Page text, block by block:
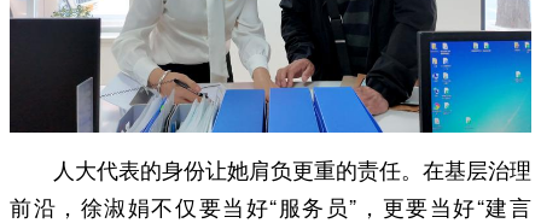
人大代表的身份让她肩负更重的责任。在基层治理
前沿，徐淑娟不仅要当好“服务员”，更要当好“建言